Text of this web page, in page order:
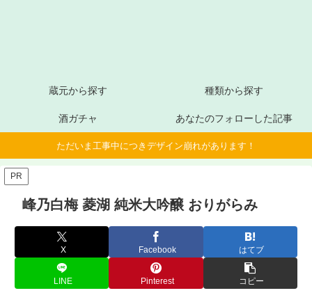
蔵元から探す 種類から探す
酒ガチャ あなたのフォローした記事
ただいま工事中につきデザイン崩れがあります！
PR
峰乃白梅 菱湖 純米大吟醸 おりがらみ
X Facebook はてブ
LINE Pinterest コピー